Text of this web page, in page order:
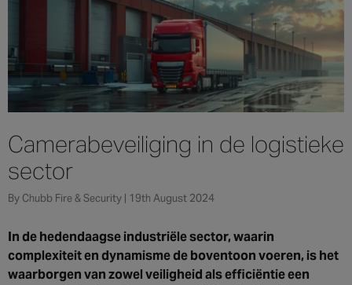
EUROPE
France
Germany
Spain
Netherlands
United Kingdom
Switzerland
Camerabeveiliging in de logistieke
sector
By Chubb Fire & Security | 19th August 2024
In de hedendaagse industriële sector, waarin
complexiteit en dynamisme de boventoon voeren, is het
waarborgen van zowel veiligheid als efficiëntie een